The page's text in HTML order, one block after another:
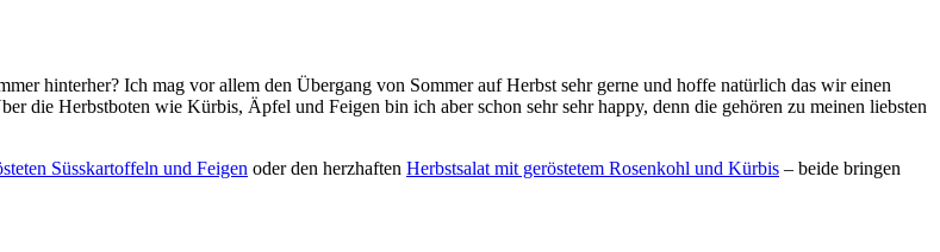
hinterher? Ich mag vor allem den Übergang von Sommer auf Herbst sehr gerne und hoffe natürlich das wir einen
die Herbstboten wie Kürbis, Äpfel und Feigen bin ich aber schon sehr sehr happy, denn die gehören zu meinen liebsten
Süsskartoffeln und Feigen oder den herzhaften Herbstsalat mit geröstetem Rosenkohl und Kürbis – beide bringen